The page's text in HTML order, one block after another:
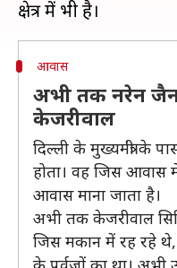
आवास
अभी तक नरेन
केजरीवाल
दिल्ली के मुख्यमंत्री के
होता। वह जिस आवास
आवास माना जाता है।
अभी तक केजरीवाल
जिस मकान में रह रहे